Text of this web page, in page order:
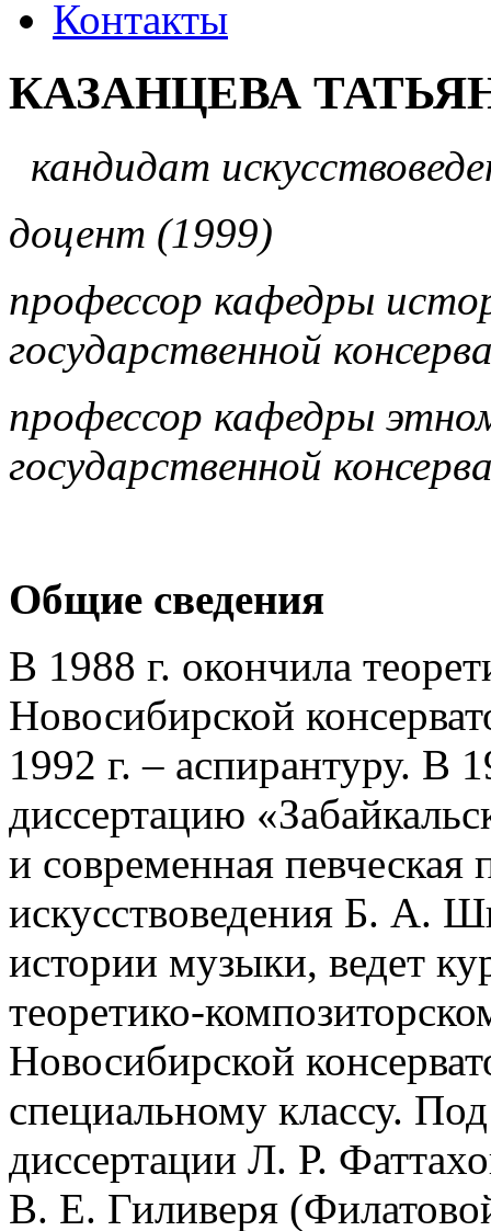
Контакты
КАЗАНЦЕВА
кандидат
доцент (1999)
профессор кафедры
государственной
профессор кафедры
государственной
Общие сведения
В 1988 г. окончила
Новосибирской
1992 г. – аспирантуру. В
диссертацию
и современная певческая
искусствоведения Б. А.
истории музыки, ведет
теоретико-
Новосибирской
специальному классу.
диссертации Л. Р.
В. Е. Гиливеря